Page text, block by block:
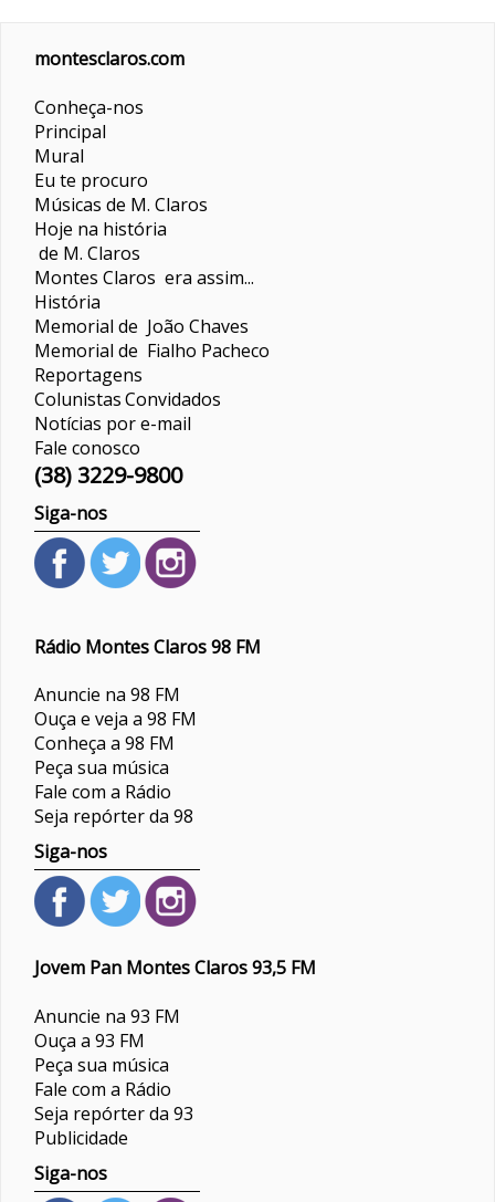
montesclaros.com
Conheça-nos
Principal
Mural
Eu te procuro
Músicas de M. Claros
Hoje na história
de M. Claros
Montes Claros era assim...
História
Memorial de João Chaves
Memorial de Fialho Pacheco
Reportagens
ColunistasConvidados
Notícias por e-mail
Fale conosco
(38) 3229-9800
Siga-nos
Rádio Montes Claros 98 FM
Anuncie na 98 FM
Ouça e veja a 98 FM
Conheça a 98 FM
Peça sua música
Fale com a Rádio
Seja repórter da 98
Siga-nos
Jovem Pan Montes Claros 93,5 FM
Anuncie na 93 FM
Ouça a 93 FM
Peça sua música
Fale com a Rádio
Seja repórter da 93
Publicidade
Siga-nos